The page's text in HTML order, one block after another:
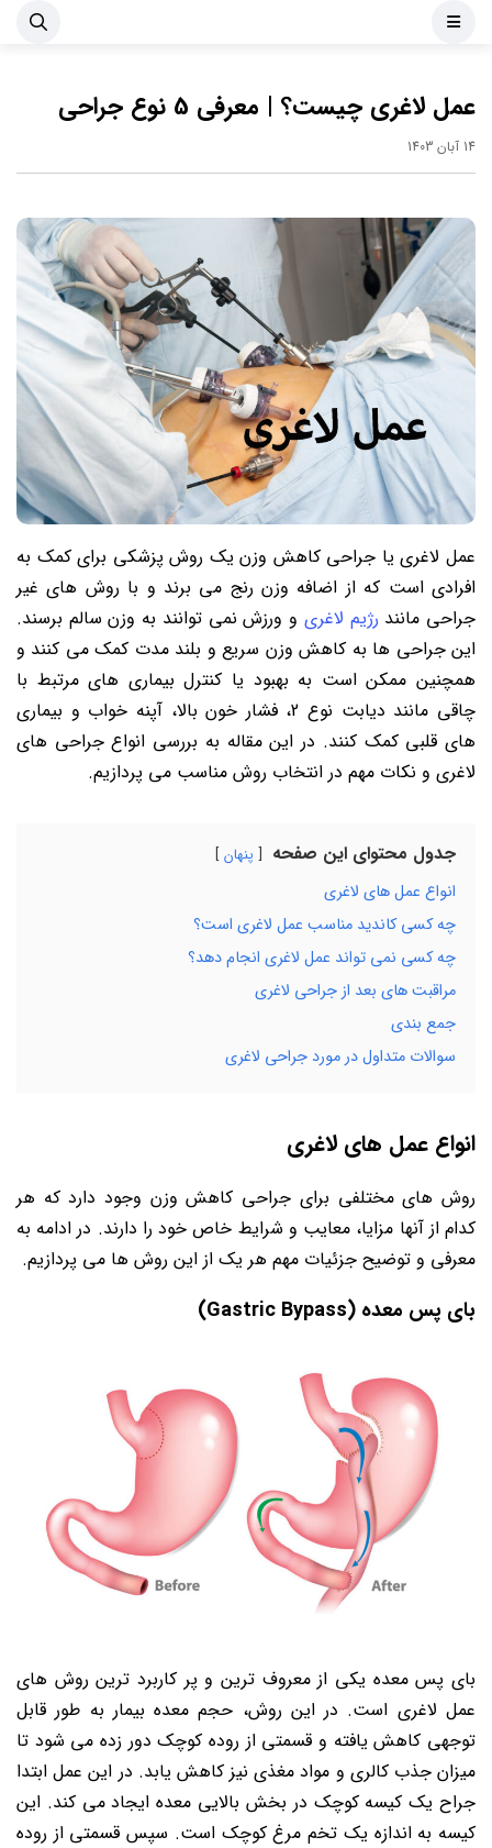
عمل لاغری چیست؟ | معرفی 5 نوع جراحی
14 آبان 1403
عمل لاغری یا جراحی کاهش وزن یک روش پزشکی برای کمک به
افرادی است که از اضافه وزن رنج می برند و با روش های غیر
جراحی مانند رژیم لاغری و ورزش نمی توانند به وزن سالم برسند.
این جراحی ها به کاهش وزن سریع و بلند مدت کمک می کنند و
همچنین ممکن است به بهبود یا کنترل بیماری های مرتبط با
چاقی مانند دیابت نوع 2، فشار خون بالا، آپنه خواب و بیماری
های قلبی کمک کنند. در این مقاله به بررسی انواع جراحی های
لاغری و نکات مهم در انتخاب روش مناسب می پردازیم.
جدول محتوای این صفحه پنهان
انواع عمل های لاغری
چه کسی کاندید مناسب عمل لاغری است؟
چه کسی نمی تواند عمل لاغری انجام دهد؟
مراقبت های بعد از جراحی لاغری
جمع بندی
سوالات متداول در مورد جراحی لاغری
انواع عمل های لاغری
روش های مختلفی برای جراحی کاهش وزن وجود دارد که هر
کدام از آنها مزایا، معایب و شرایط خاص خود را دارند. در ادامه به
معرفی و توضیح جزئیات مهم هر یک از این روش ها می پردازیم.
بای پس معده (Gastric Bypass)
بای پس معده یکی از معروف ترین و پر کاربرد ترین روش های
عمل لاغری است. در این روش، حجم معده بیمار به طور قابل
توجهی کاهش یافته و قسمتی از روده کوچک دور زده می شود تا
میزان جذب کالری و مواد مغذی نیز کاهش یابد. در این عمل ابتدا
جراح یک کیسه کوچک در بخش بالایی معده ایجاد می کند. این
کیسه به اندازه یک تخم مرغ کوچک است. سپس قسمتی از روده